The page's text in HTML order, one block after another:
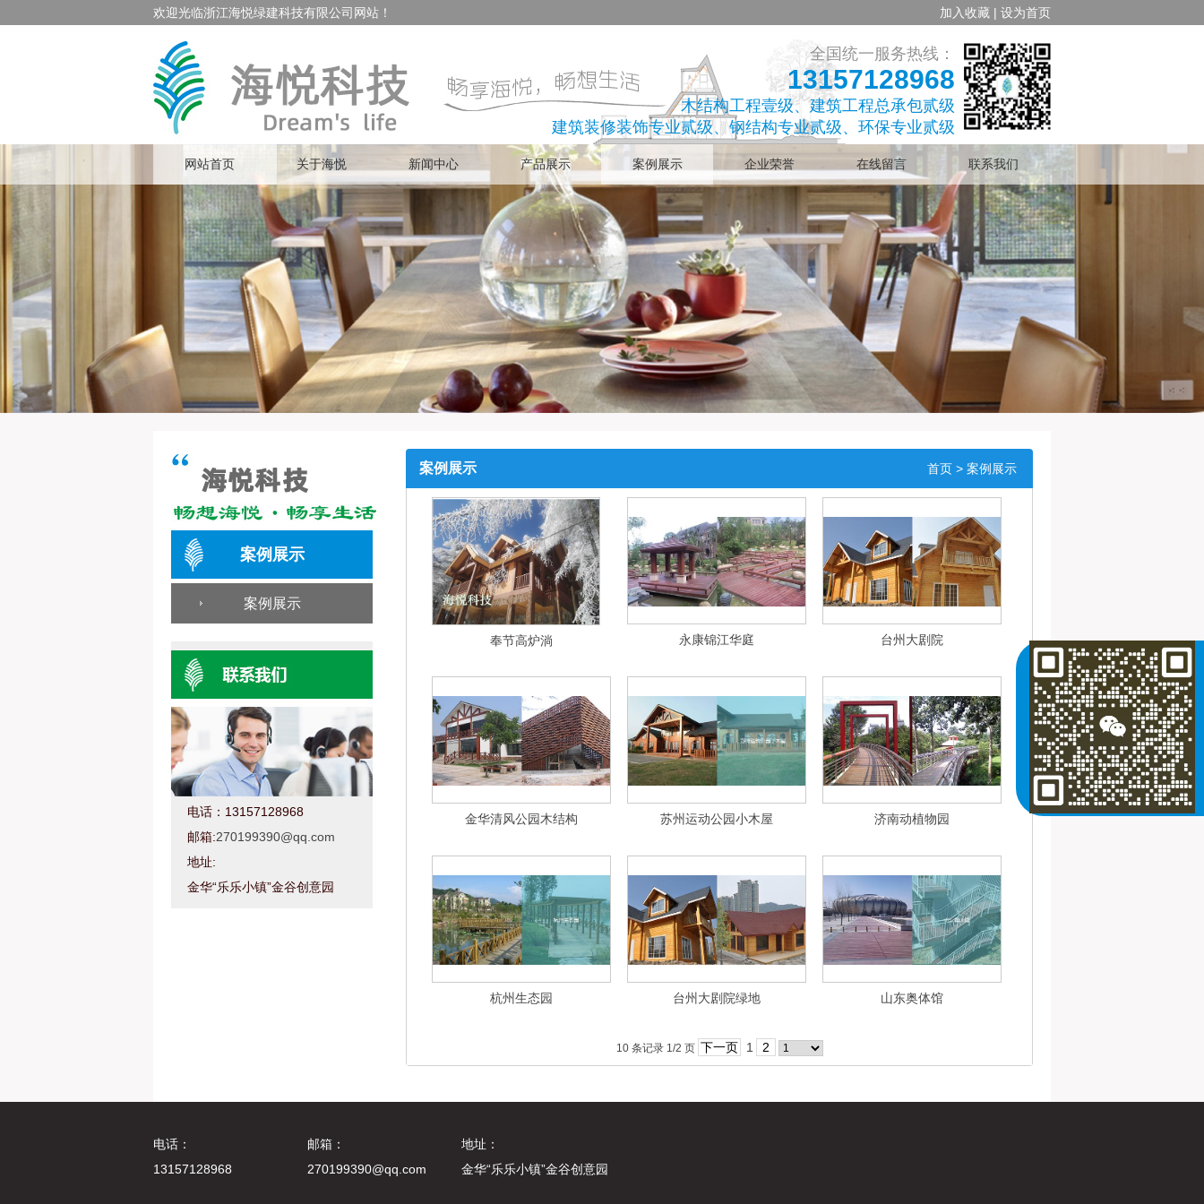
欢迎光临浙江海悦绿建科技有限公司网站！ 加入收藏 | 设为首页
全国统一服务热线：
13157128968
木结构工程壹级、建筑工程总承包贰级
建筑装修装饰专业贰级、钢结构专业贰级、环保专业贰级
网站首页 关于海悦 新闻中心 产品展示 案例展示 企业荣誉 在线留言 联系我们
案例展示
案例展示
电话：13157128968
邮箱:270199390@qq.com
地址:
金华“乐乐小镇”金谷创意园
案例展示 首页 > 案例展示
奉节高炉淌 永康锦江华庭 台州大剧院
金华清风公园木结构 苏州运动公园小木屋 济南动植物园
杭州生态园 台州大剧院绿地 山东奥体馆
10 条记录 1/2 页 下一页 1 2
电话：
13157128968
邮箱：
270199390@qq.com
地址：
金华“乐乐小镇”金谷创意园